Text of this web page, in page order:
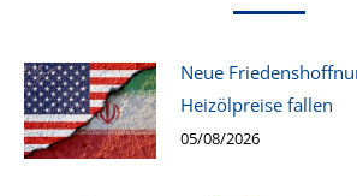
Neue
Heizölpreise fallen
05/08/2026